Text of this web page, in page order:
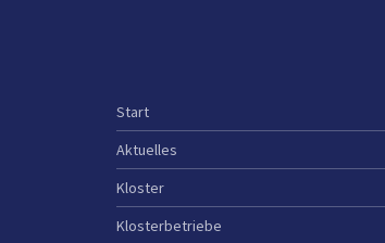
Start
Aktuelles
Kloster
Klosterbetriebe